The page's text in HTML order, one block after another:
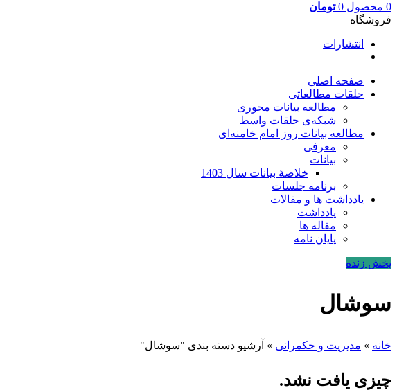
0 محصول 0 تومان
فروشگاه
انتشارات
صفحه اصلی
حلقات مطالعاتی
مطالعه بیانات محوری
شبکه‌ی حلقات واسط
مطالعه بیانات روز امام خامنه‌ای
معرفی
بیانات
خلاصۀ بیانات سال 1403
برنامه جلسات
یادداشت ها و مقالات
یادداشت
مقاله ها
پایان نامه
پخش زنده
سوشال
خانه » مدیریت و حکمرانی » آرشیو دسته بندی "سوشال"
چیزی یافت نشد.